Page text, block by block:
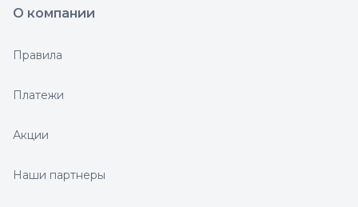
О компании
Правила
Платежи
Акции
Наши партнеры